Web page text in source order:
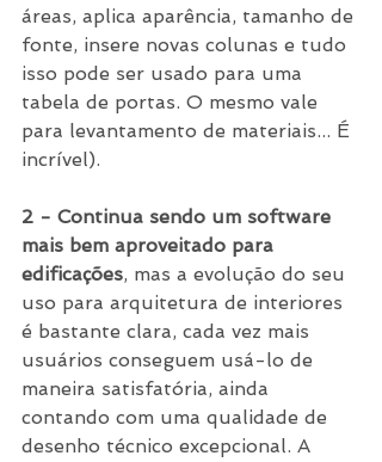
áreas, aplica aparência, tamanho de
fonte, insere novas colunas e tudo
isso pode ser usado para uma
tabela de portas. O mesmo vale
para levantamento de materiais... É
incrível).
2 - Continua sendo um software
mais bem aproveitado para
edificações, mas a evolução do seu
uso para arquitetura de interiores
é bastante clara, cada vez mais
usuários conseguem usá-lo de
maneira satisfatória, ainda
contando com uma qualidade de
desenho técnico excepcional. A